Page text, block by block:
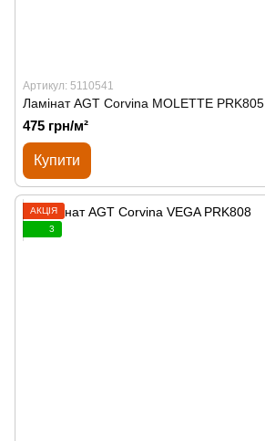
Артикул: 5110541
Ламінат AGT Corvina MOLETTE PRK805
475 грн/м²
Купити
АКЦІЯ
3